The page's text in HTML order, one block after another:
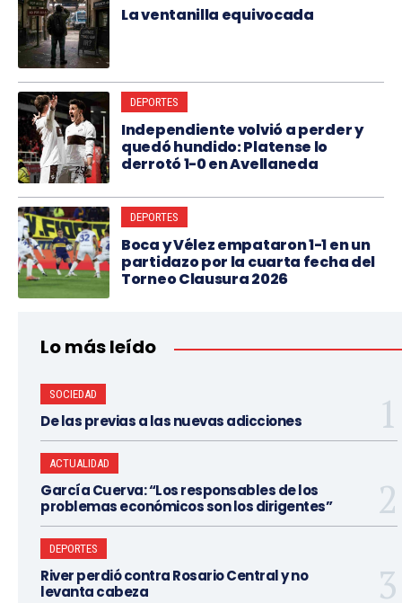
La ventanilla equivocada
DEPORTES
Independiente volvió a perder y
quedó hundido: Platense lo
derrotó 1-0 en Avellaneda
DEPORTES
Boca y Vélez empataron 1-1 en un
partidazo por la cuarta fecha del
Torneo Clausura 2026
Lo más leído
SOCIEDAD
De las previas a las nuevas adicciones
ACTUALIDAD
García Cuerva: “Los responsables de los
problemas económicos son los dirigentes”
DEPORTES
River perdió contra Rosario Central y no
levanta cabeza